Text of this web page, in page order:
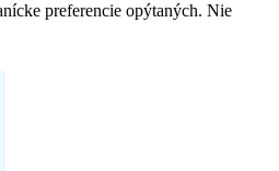
preferencie opýtaných. Nie